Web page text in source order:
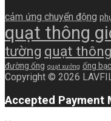
cảm ứng chuyển động
quạt thông
tường quạt
đường ống quạt xưởng ống bạc
Copyright © 2026
Accepted Payment